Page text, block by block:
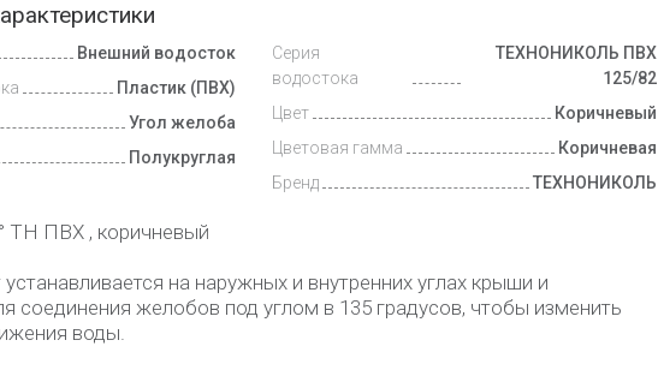
Внешний водосток
Пластик (ПВХ)
Угол желоба
Полукруглая
Серия
водостока
ТЕХНОНИКОЛЬ ПВХ
125/82
Цвет
Коричневый
Цветовая гамма
Коричневая
Бренд
ТЕХНОНИКОЛЬ
ТН ПВХ , коричневый
на наружных и внутренних углах крыши и
соединения желобов под углом в 135 градусов, чтобы изменить
воды.